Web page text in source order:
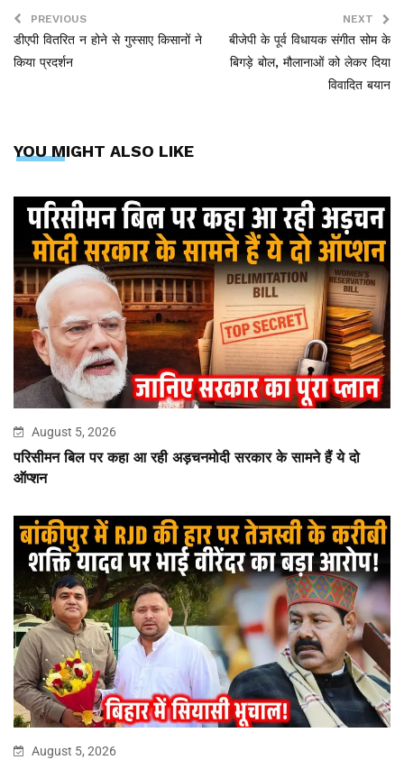
PREVIOUS
डीएपी वितरित न होने से गुस्साए किसानों ने
किया प्रदर्शन
NEXT
बीजेपी के पूर्व विधायक संगीत सोम के
बिगड़े बोल, मौलानाओं को लेकर दिया
विवादित बयान
YOU MIGHT ALSO LIKE
August 5, 2026
परिसीमन बिल पर कहा आ रही अड़चनमोदी सरकार के सामने हैं ये दो
ऑप्शन
August 5, 2026